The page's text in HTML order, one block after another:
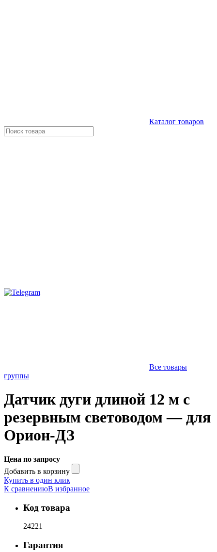
Каталог товаров
Все товары
группы
Датчик дуги длиной 12 м с
резервным световодом — для
Орион-ДЗ
Цена по запросу
Добавить в корзину
Купить в один клик
К сравнениюВ избранное
Код товара
24221
Гарантия